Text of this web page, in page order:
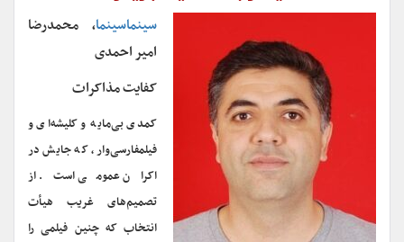
سینماسینما، محمدرضا
امیر احمدی
کفایت مذاکرات
کمدی بی‌مایه و کلیشه‌ای و
فیلمفارسی‌وار، که جایش در
اکران عمومی است. از
تصمیم‌های غریب هیأت
انتخاب که چنین فیلمی را